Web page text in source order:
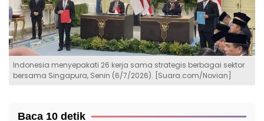
Indonesia menyepakati 26 kerja sama strategis berbagai sektor
bersama Singapura, Senin (6/7/2026). [Suara.com/Novian]
Baca 10 detik